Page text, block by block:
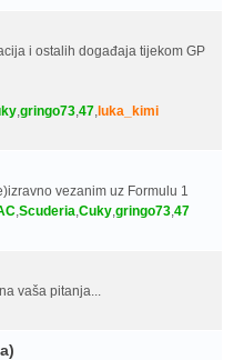
i ostalih događaja tijekom GP
,gringo73,47,luka_kimi
vezanim uz Formulu 1
,Scuderia,Cuky,gringo73,47
vaša pitanja...